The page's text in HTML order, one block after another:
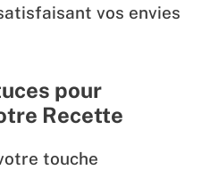
vos envies
pour
Recette
touche